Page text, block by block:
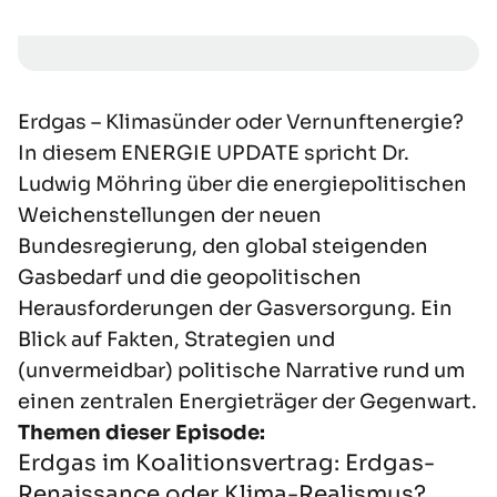
Erdgas – Klimasünder oder Vernunftenergie?
In diesem ENERGIE UPDATE spricht Dr.
Ludwig Möhring über die energiepolitischen
Weichenstellungen der neuen
Bundesregierung, den global steigenden
Gasbedarf und die geopolitischen
Herausforderungen der Gasversorgung. Ein
Blick auf Fakten, Strategien und
(unvermeidbar) politische Narrative rund um
einen zentralen Energieträger der Gegenwart.
Themen dieser Episode:
Erdgas im Koalitionsvertrag: Erdgas-